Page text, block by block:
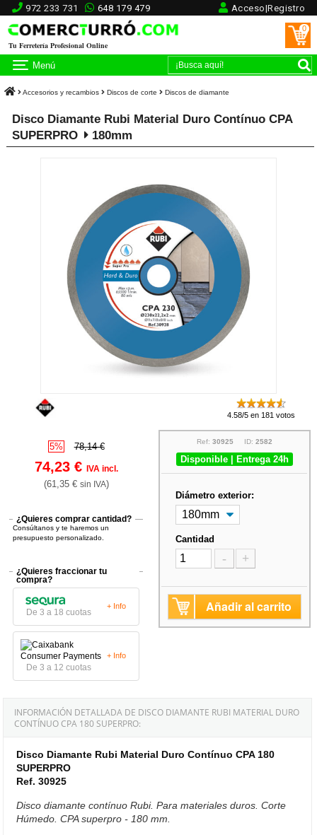
972 233 731 648 179 479 Acceso|Registro
Tu Ferretería Profesional Online
0
Menú
Accesorios y recambios Discos de corte Discos de diamante
Disco Diamante Rubi Material Duro Contínuo CPA
SUPERPRO
180mm
4.58/5 en 181 votos
5% 78,14 €
74,23 € IVA incl.
(61,35 € sin IVA)
¿Quieres comprar cantidad?
Consúltanos y te haremos un
presupuesto personalizado.
¿Quieres fraccionar tu
compra?
De 3 a 18 cuotas
+ Info
De 3 a 12 cuotas
+ Info
Ref: 30925 ID: 2582
Disponible | Entrega 24h
Diámetro exterior:
Cantidad
- +
Añadir al carrito
INFORMACIÓN DETALLADA DE DISCO DIAMANTE RUBI MATERIAL DURO
CONTÍNUO CPA 180 SUPERPRO:
Disco Diamante Rubi Material Duro Contínuo CPA 180
SUPERPRO
Ref. 30925
Disco diamante contínuo Rubi. Para materiales duros. Corte
Húmedo. CPA superpro - 180 mm.